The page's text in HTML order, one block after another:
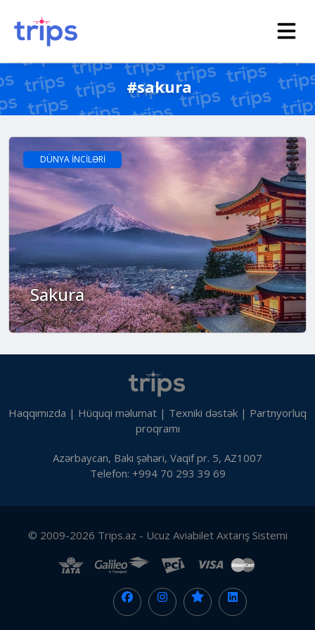
#sakura
DÜNYA İNCİLƏRİ
Sakura
Haqqımızda | Hüquqi məlumat | Texniki dəstək | Partnyorluq
proqramı
Azərbaycan, Bakı şəhəri, Vaqif pr. 5, AZ1007
Telefon: +994 70 293 39 69
© 2009-2026 Trips.az - Ucuz Aviabilet Axtarış Sistemi